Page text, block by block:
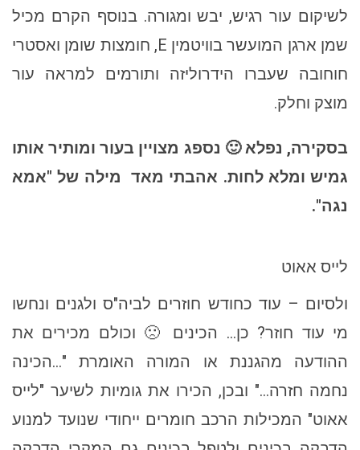
לשיקום עור רגיש, יבש ומגורה. בנוסף הקרם מכיל
שמן ארגן המועשר בוויטמין E, חומצות שומן ואסטרי
חוחובה שעברו הידרוליזה ותורמים למראה עור
מוצק וחלק.
בסקירה, נפלא 🙂 נספג מצויין בעור ומותיר אותו
גמיש ומלא לחות. אהבתי מאדמילה של "אמא
נגה".
לייס אאוט
ולסיום – עוד כחודש חוזרים לביה"ס ולגנים ונחשו
מי עוד חוזר? כן… הכינים 🙁 וכולם מכירים את
ההודעה מהגננת או המורה האומרת "…הכינה
נחמה חזרה…" ובכן, הכירו את גומיות לשיער "לייס
אאוט" המכילות הרכב חומרים ייחודי שנועד למנוע